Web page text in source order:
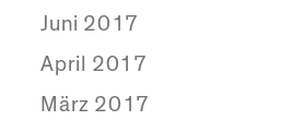
Juni 2017
April 2017
März 2017